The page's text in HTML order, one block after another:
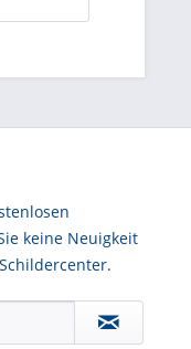
keine Neuigkeit